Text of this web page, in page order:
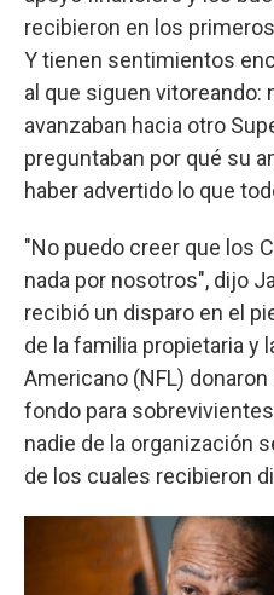
recibieron en los
Y tienen sentimientos
al que siguen vitoreando:
avanzaban hacia otro
preguntaban por qué su
haber advertido lo que
"No puedo creer que los
nada por nosotros", dijo
recibió un disparo en el
de la familia propietaria y
Americano (NFL)
fondo para
nadie de la organización
de los cuales recibieron